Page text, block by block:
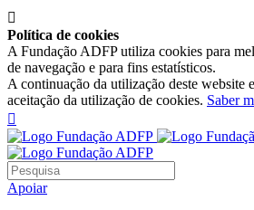

Política de cookies
A Fundação ADFP utiliza cookies para
de navegação e para fins estatísticos.
A continuação da utilização deste website
aceitação da utilização de cookies. Saber

Apoiar